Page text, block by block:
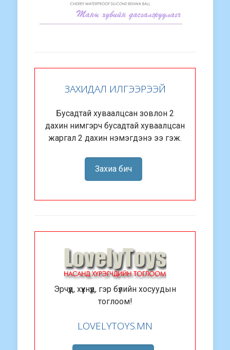
ЗАХИДАЛ ИЛГЭЭРЭЭЙ
Бусадтай хуваалцсан зовлон 2
дахин нимгэрч бусадтай хуваалцсан
жаргал 2 дахин нэмэгдэнэ ээ гэж.
Захиа бич
Эрчүүд, хүүхнүүд, гэр бүлийн хосуудын
тоглоом!
LOVELYTOYS.MN